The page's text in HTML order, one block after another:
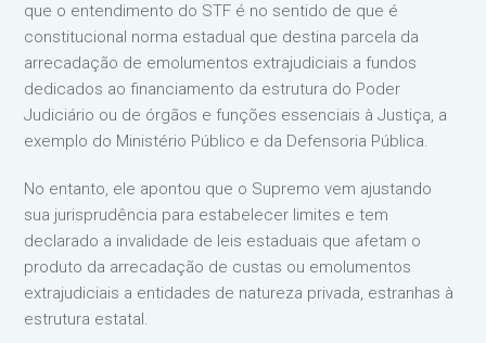
que o entendimento do STF é no sentido de que é
constitucional norma estadual que destina parcela da
arrecadação de emolumentos extrajudiciais a fundos
dedicados ao financiamento da estrutura do Poder
Judiciário ou de órgãos e funções essenciais à Justiça, a
exemplo do Ministério Público e da Defensoria Pública.
No entanto, ele apontou que o Supremo vem ajustando
sua jurisprudência para estabelecer limites e tem
declarado a invalidade de leis estaduais que afetam o
produto da arrecadação de custas ou emolumentos
extrajudiciais a entidades de natureza privada, estranhas à
estrutura estatal.